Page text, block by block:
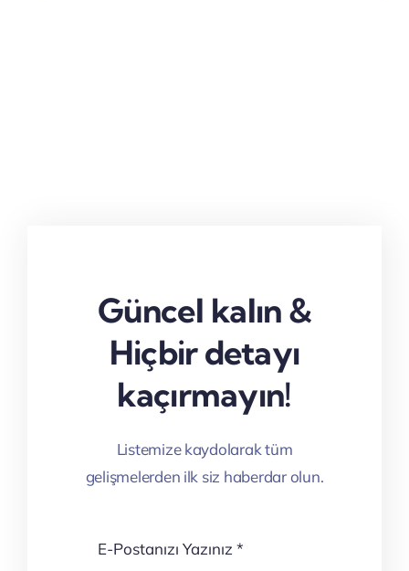
Güncel kalın &
Hiçbir detayı
kaçırmayın!
Listemize kaydolarak tüm
gelişmelerden ilk siz haberdar olun.